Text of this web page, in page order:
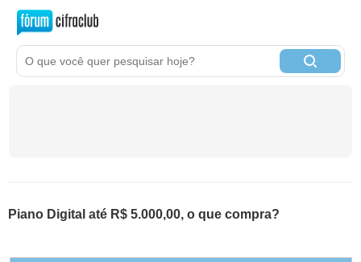
Piano Digital até R$ 5.000,00, o que compra?